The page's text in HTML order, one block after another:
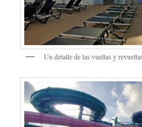
Un detalle de las vueltas y